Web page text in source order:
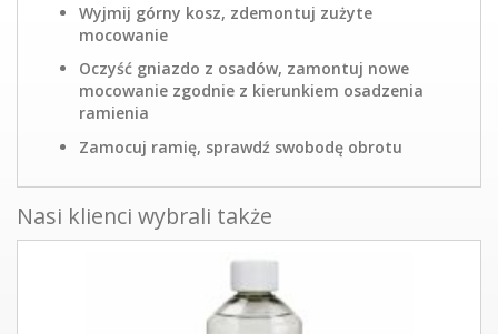
Wyjmij górny kosz, zdemontuj zużyte
mocowanie
Oczyść gniazdo z osadów, zamontuj nowe
mocowanie zgodnie z kierunkiem osadzenia
ramienia
Zamocuj ramię, sprawdź swobodę obrotu
Nasi klienci wybrali także